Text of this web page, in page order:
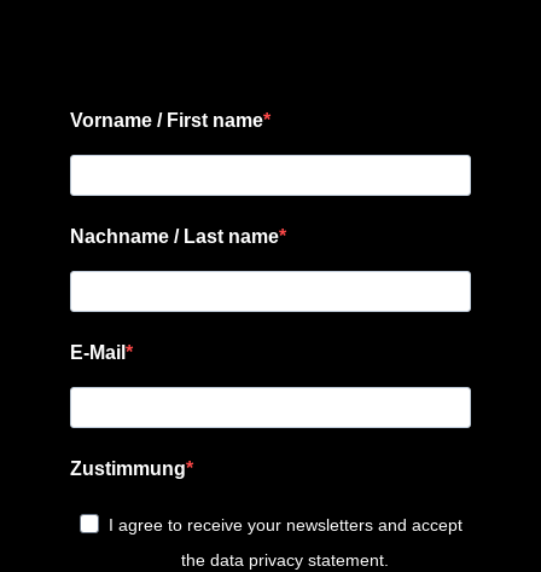
Vorname / First name
Nachname / Last name
E-Mail
Zustimmung
I agree to receive your newsletters and accept
the data privacy statement.